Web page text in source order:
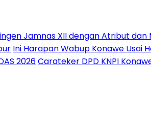
Jamnas XII dengan Atribut
Ini Harapan Wabup Konawe Usai
2026Carateker DPD KNPI